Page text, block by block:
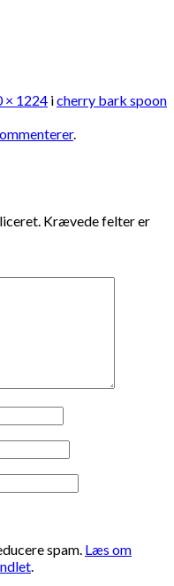
× 1224 icherry bark spoon
.
Krævede felter er
spam. Læs om
.